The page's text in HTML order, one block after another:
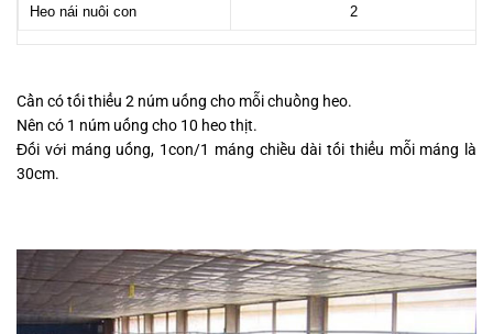
Heo nái nuôi con 2
Cần có tối thiểu 2 núm uống cho mỗi chuồng heo.
Nên có 1 núm uống cho 10 heo thịt.
Đối với máng uống, 1con/1 máng chiều dài tối thiểu mỗi máng là
30cm.